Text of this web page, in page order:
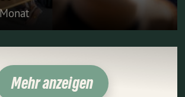
Mehr anzeigen